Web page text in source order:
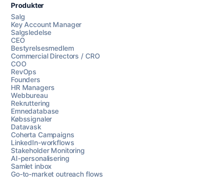
Produkter
Salg
Key Account Manager
Salgsledelse
CEO
Bestyrelsesmedlem
Commercial Directors / CRO
COO
RevOps
Founders
HR Managers
Webbureau
Rekruttering
Emnedatabase
Købssignaler
Datavask
Coherta Campaigns
LinkedIn-workflows
Stakeholder Monitoring
AI-personalisering
Samlet inbox
Go-to-market outreach flows